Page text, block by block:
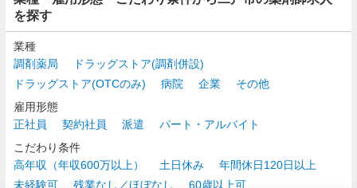
を探す
業種
調剤薬局
ドラッグストア(調剤併設)
ドラッグストア(OTCのみ)
病院 企業
その他
雇用形態
正社員
契約社員 派遣
パート・アルバイト
こだわり条件
高年収（年収600万以上）
土日休み
年間休日120日以上
未経験可
残業なし／ほぼなし 60歳以上可